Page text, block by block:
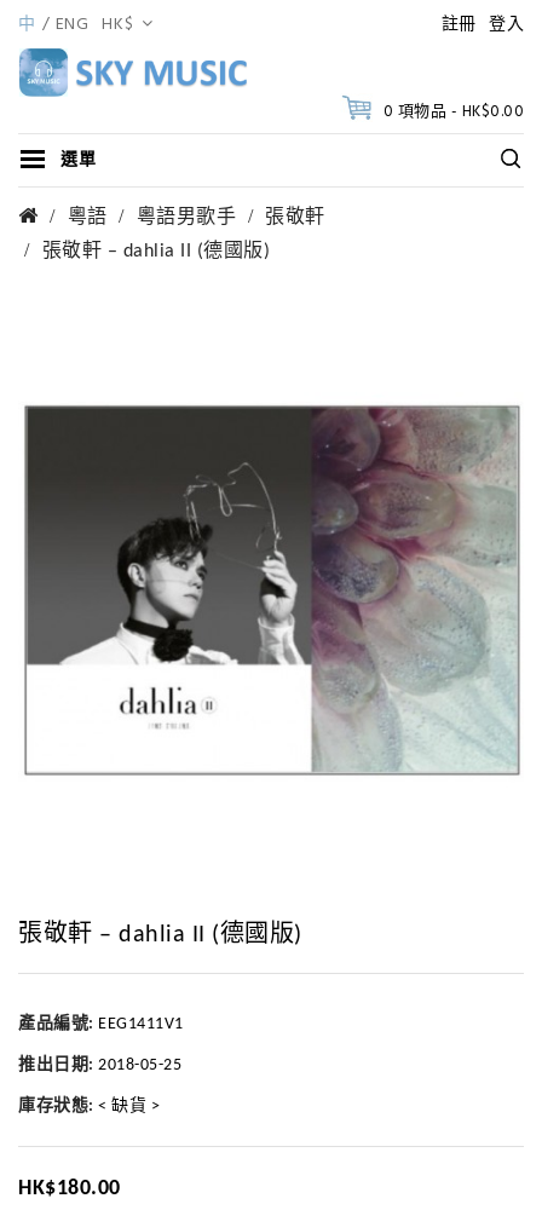
註冊 登入
中 ENG HK$
0 項物品 - HK$0.00
選單
粵語 粵語男歌手
張敬軒
張敬軒 – dahlia II (德國版)
張敬軒 – dahlia II (德國版)
產品編號: EEG1411V1
推出日期: 2018-05-25
庫存狀態: < 缺貨 >
HK$180.00